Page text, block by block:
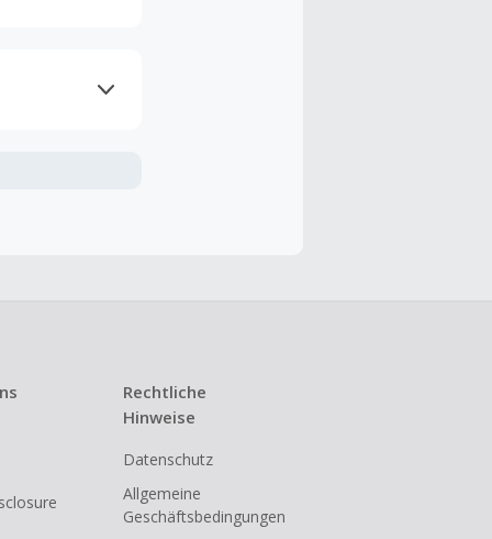
Rechtliche
Hinweise
Datenschutz
Allgemeine
Geschäftsbedingungen